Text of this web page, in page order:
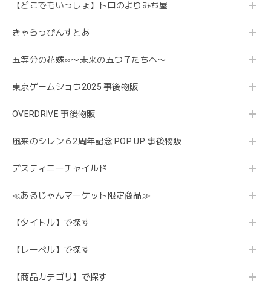
【どこでもいっしょ】トロのよりみち屋
きゃらっぴんすとあ
五等分の花嫁∽〜未来の五つ子たちへ〜
東京ゲームショウ2025 事後物販
OVERDRIVE 事後物販
風来のシレン６2周年記念 POP UP 事後物販
デスティニーチャイルド
≪あるじゃんマーケット限定商品≫
【タイトル】で探す
【レーベル】で探す
【商品カテゴリ】で探す